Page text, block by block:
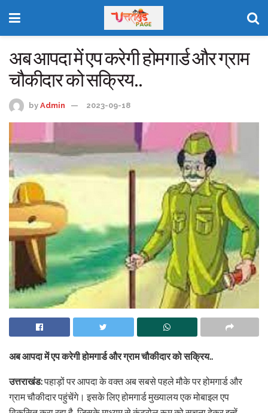
अब आपदा में एप करेगी होमगार्ड और ग्राम
चौकीदार को सक्रिय..
by Admin 2023-09-18
अब आपदा में एप करेगी होमगार्ड और ग्राम चौकीदार को सक्रिय..
उत्तराखंड:पहाड़ों पर आपदा के वक्त अब सबसे पहले मौके पर होमगार्ड और
ग्राम चौकीदार पहुंचेंगे। इसके लिए होमगार्ड मुख्यालय एक मोबाइल एप